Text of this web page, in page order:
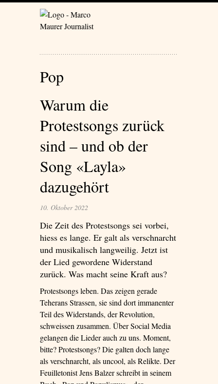
Pop
Warum die
Protestsongs zurück
sind – und ob der
Song «Layla»
dazugehört
10. Oktober 2022
Die Zeit des Protestsongs sei vorbei,
hiess es lange. Er galt als verschnarcht
und musikalisch langweilig. Jetzt ist
der Lied gewordene Widerstand
zurück. Was macht seine Kraft aus?
Protestsongs leben. Das zeigen gerade
Teherans Strassen, sie sind dort immanenter
Teil des Widerstands, der Revolution,
schweissen zusammen. Über Social Media
gelangen die Lieder auch zu uns. Moment,
bitte? Protestsongs? Die galten doch lange
als verschnarcht, als uncool, als Relikte. Der
Feuilletonist Jens Balzer schreibt in seinem